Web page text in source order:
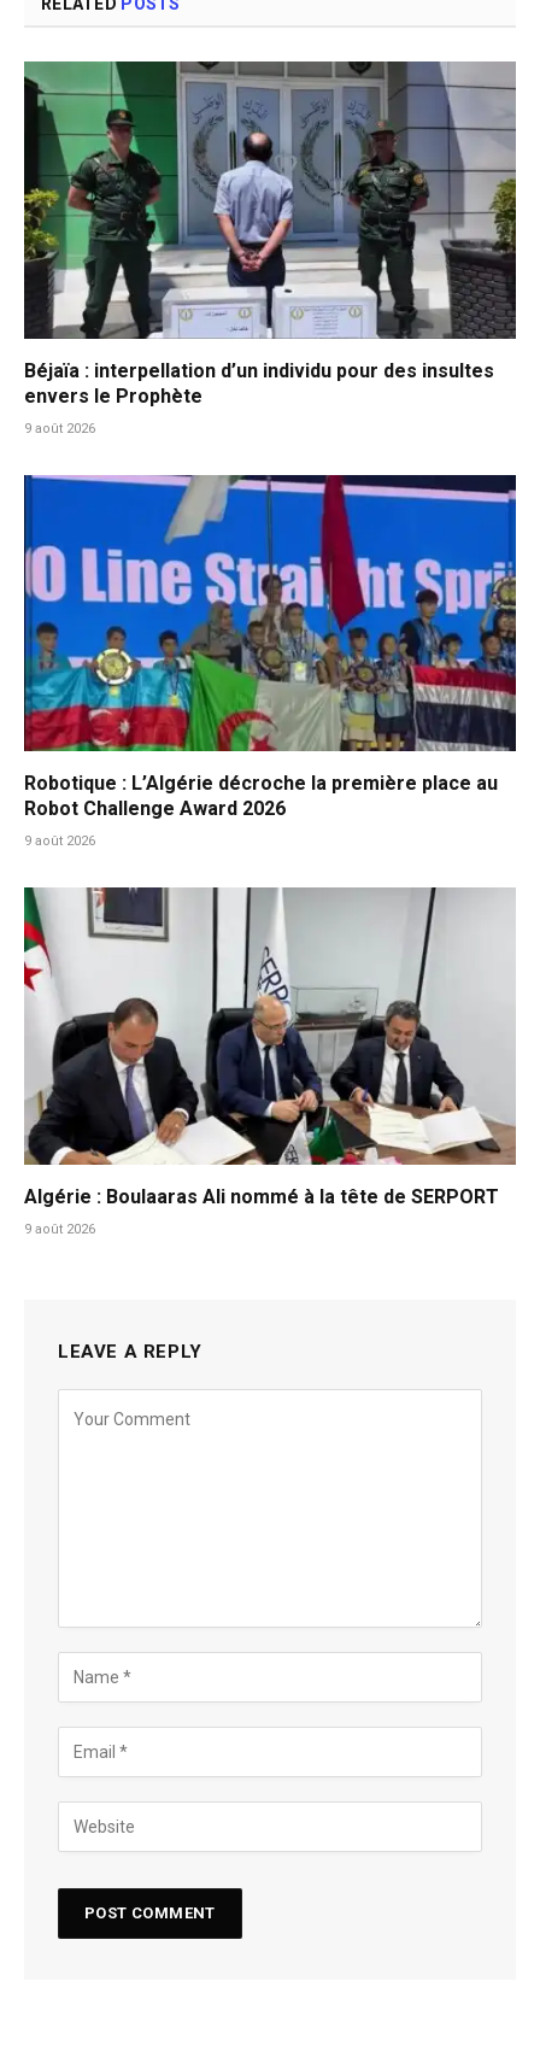
Béjaïa : interpellation d’un individu pour des insultes
envers le Prophète
9 août 2026
Robotique : L’Algérie décroche la première place au
Robot Challenge Award 2026
9 août 2026
Algérie : Boulaaras Ali nommé à la tête de SERPORT
9 août 2026
LEAVE A REPLY